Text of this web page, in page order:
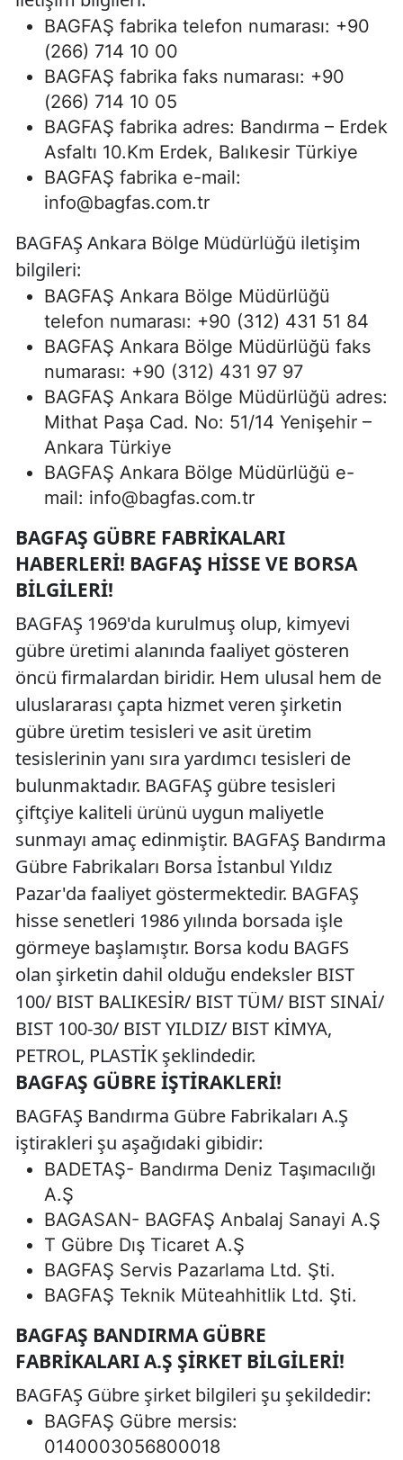
BAGFAŞ fabrika telefon numarası: +90
(266) 714 10 00
BAGFAŞ fabrika faks numarası: +90
(266) 714 10 05
BAGFAŞ fabrika adres: Bandırma – Erdek
Asfaltı 10.Km Erdek, Balıkesir Türkiye
BAGFAŞ fabrika e-mail:
info@bagfas.com.tr
BAGFAŞ Ankara Bölge Müdürlüğü iletişim
bilgileri:
BAGFAŞ Ankara Bölge Müdürlüğü
telefon numarası: +90 (312) 431 51 84
BAGFAŞ Ankara Bölge Müdürlüğü faks
numarası: +90 (312) 431 97 97
BAGFAŞ Ankara Bölge Müdürlüğü adres:
Mithat Paşa Cad. No: 51/14 Yenişehir –
Ankara Türkiye
BAGFAŞ Ankara Bölge Müdürlüğü e-
mail: info@bagfas.com.tr
BAGFAŞ GÜBRE FABRIKALARI
HABERLERI! BAGFAŞ HISSE VE BORSA
BILGILERI!
BAGFAŞ 1969'da kurulmuş olup, kimyevi
gübre üretimi alanında faaliyet gösteren
öncü firmalardan biridir. Hem ulusal hem de
uluslararası çapta hizmet veren şirketin
gübre üretim tesisleri ve asit üretim
tesislerinin yanı sıra yardımcı tesisleri de
bulunmaktadır. BAGFAŞ gübre tesisleri
çiftçiye kaliteli ürünü uygun maliyetle
sunmayı amaç edinmiştir. BAGFAŞ Bandırma
Gübre Fabrikaları Borsa İstanbul Yıldız
Pazar'da faaliyet göstermektedir. BAGFAŞ
hisse senetleri 1986 yılında borsada işle
görmeye başlamıştır. Borsa kodu BAGFS
olan şirketin dahil olduğu endeksler BIST
100/ BIST BALIKESİR/ BIST TÜM/ BIST SINAİ/
BIST 100-30/ BIST YILDIZ/ BIST KİMYA,
PETROL, PLASTİK şeklindedir.
BAGFAŞ GÜBRE İŞTIRAKLERI!
BAGFAŞ Bandırma Gübre Fabrikaları A.Ş
iştirakleri şu aşağıdaki gibidir:
BADETAŞ- Bandırma Deniz Taşımacılığı
A.Ş
BAGASAN- BAGFAŞ Anbalaj Sanayi A.Ş
T Gübre Dış Ticaret A.Ş
BAGFAŞ Servis Pazarlama Ltd. Şti.
BAGFAŞ Teknik Müteahhitlik Ltd. Şti.
BAGFAŞ BANDIRMA GÜBRE
FABRIKALARI A.Ş ŞIRKET BILGILERI!
BAGFAŞ Gübre şirket bilgileri şu şekildedir:
BAGFAŞ Gübre mersis:
0140003056800018